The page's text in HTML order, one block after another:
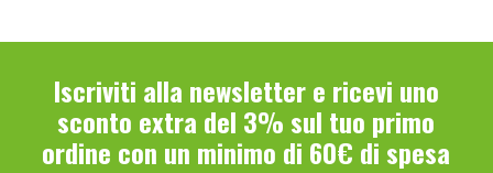
Iscriviti alla newsletter e ricevi uno
sconto extra del 3% sul tuo primo
ordine con un minimo di 60€ di spesa